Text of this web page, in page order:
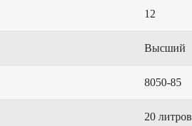
12
Высший
8050-85
20 литров